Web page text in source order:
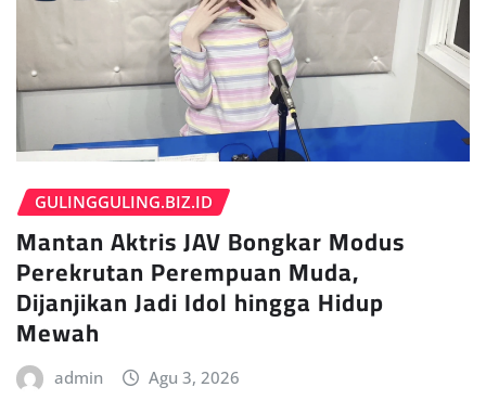
GULINGGULING.BIZ.ID
Mantan Aktris JAV Bongkar Modus
Perekrutan Perempuan Muda,
Dijanjikan Jadi Idol hingga Hidup
Mewah
admin Agu 3, 2026